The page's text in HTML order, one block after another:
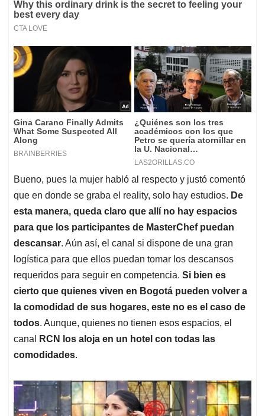
Bueno, pues la mujer habló al respecto y justó comentó
que en donde se graba el reality, solo hay estudios. De
esta manera, queda claro que allí no hay espacios
para que los participantes de MasterChef puedan
descansar. Aún así, el canal si dispone de una gran
logística para que ellos puedan tomar los descansos
requeridos para seguir en competencia. Si bien es
cierto que quienes viven en Bogotá pueden volver a
la comodidad de sus hogares, este no es el caso de
todos. Aunque, quienes no tienen esos espacios, el
canal
RCN los aloja en un hotel con todas las
comodidades.